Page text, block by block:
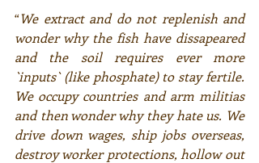
“We extract and do not replenish and
wonder why the fish have dissapeared
and the soil requires ever more
`inputs` (like phosphate) to stay fertile.
We occupy countries and arm militias
and then wonder why they hate us. We
drive down wages, ship jobs overseas,
destroy worker protections, hollow out